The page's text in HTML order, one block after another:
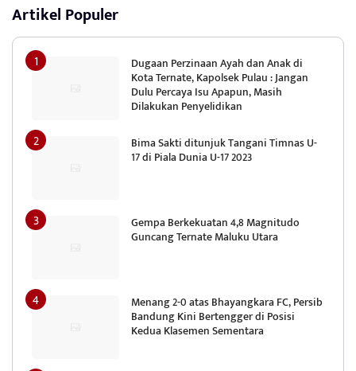
Artikel Populer
Dugaan Perzinaan Ayah dan Anak di
Kota Ternate, Kapolsek Pulau : Jangan
Dulu Percaya Isu Apapun, Masih
Dilakukan Penyelidikan
Bima Sakti ditunjuk Tangani Timnas U-
17 di Piala Dunia U-17 2023
Gempa Berkekuatan 4,8 Magnitudo
Guncang Ternate Maluku Utara
Menang 2-0 atas Bhayangkara FC, Persib
Bandung Kini Bertengger di Posisi
Kedua Klasemen Sementara